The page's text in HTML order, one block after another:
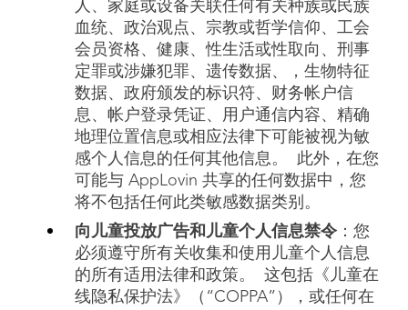
人、家庭或设备关联任何有关种族或民族
血统、政治观点、宗教或哲学信仰、工会
会员资格、健康、性生活或性取向、刑事
定罪或涉嫌犯罪、遗传数据、，生物特征
数据、政府颁发的标识符、财务帐户信
息、帐户登录凭证、用户通信内容、精确
地理位置信息或相应法律下可能被视为敏
感个人信息的任何其他信息。 此外，在您
可能与 AppLovin 共享的任何数据中，您
将不包括任何此类敏感数据类别。
向儿童投放广告和儿童个人信息禁令 ：您
必须遵守所有关收集和使用儿童个人信息
的所有适用法律和政策。 这包括《儿童在
线隐私保护法》（“COPPA”），或任何在